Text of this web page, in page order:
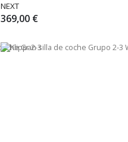
NEXT
369,00 €